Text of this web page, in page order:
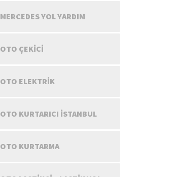
MERCEDES YOL YARDIM
OTO ÇEKICI
OTO ELEKTRIK
OTO KURTARICI İSTANBUL
OTO KURTARMA